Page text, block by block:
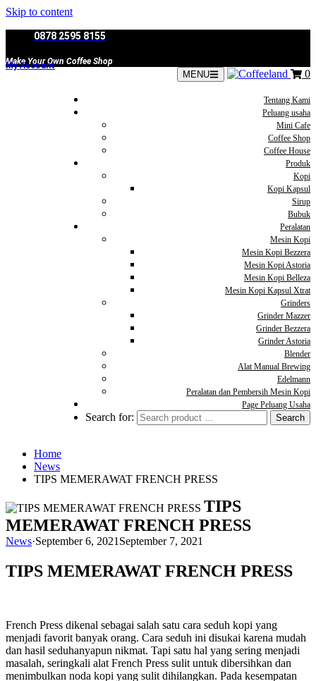
Skip to content
0878 2595 8155
Make Your Own Coffee Shop
My Account
MENU 0
Tentang Kami
Peluang usaha
Mini Cafe
Coffee Shop
Coffee House
Produk
Kopi
Kopi Kapsul
Sirup
Bubuk
Peralatan
Mesin Kopi
Mesin Kopi Bezzera
Mesin Kopi Astoria
Mesin Kopi Belleza
Mesin Kopi Kapsul Xtrat
Grinders
Grinder Mazzer
Grinder Bezzera
Grinder Astoria
Blender
Alat Manual Brewing
Edelmann
Peralatan dan Pembersih Mesin Kopi
Page Peluang Usaha
Search for:
Home
News
TIPS MEMERAWAT FRENCH PRESS
TIPS
MEMERAWAT FRENCH PRESS
News·September 6, 2021 September 7, 2021
TIPS MEMERAWAT FRENCH PRESS
French Press dikenal sebagai salah satu cara seduh kopi yang
menjadi favorit banyak orang. Cara seduh ini disukai karena mudah
dan hasil seduhanyapun nikmat. Tapi satu hal yang sering menjadi
masalah, seringkali alat French Press sulit untuk dibersihkan dan
menimbulkan noda kopi yang sulit dihilangkan. Pada kesempatan